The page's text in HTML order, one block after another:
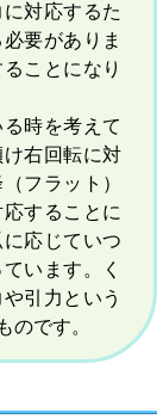
対応するた
要がありま
ことになり
時を考えて
右回転に対
フラット）
することに
応じていつ
います。く
引力という
のです。